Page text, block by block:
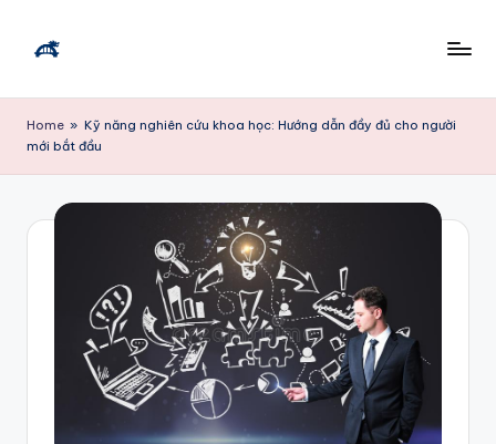
content
ì
m
ệ
Home » Kỹ năng nghiên cứu khoa học: Hướng dẫn đầy đủ cho người
mới bắt đầu